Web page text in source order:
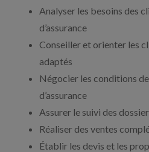
Analyser les besoins des
d’assurance
Conseiller et orienter les
adaptés
Négocier les conditions
d’assurance
Assurer le suivi des
Réaliser des ventes
Établir les devis et les